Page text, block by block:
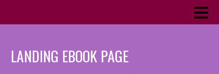
LANDING EBOOK PAGE